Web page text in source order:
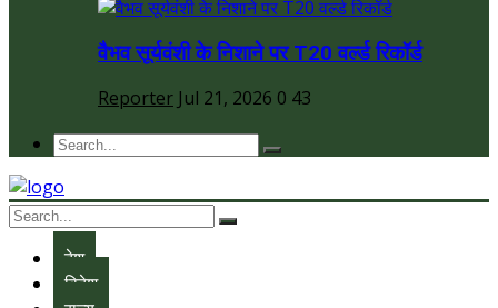
वैभव सूर्यवंशी के निशाने पर T20 वर्ल्ड रिकॉर्ड
Reporter Jul 21, 2026 0 43
देश
विदेश